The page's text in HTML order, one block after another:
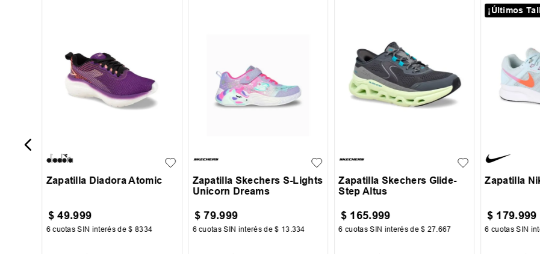
33
Zapatilla Diadora Atomic
$ 49.999
6 cuotas SIN interés de$ 8334
Zapatilla Skechers S-Lights
Unicorn Dreams
$ 79.999
6 cuotas SIN interés de$ 13 .334
Zapatilla Skechers Glide-
Step Altus
$ 165.999
6 cuotas SIN interés de$ 27 667
¡Últimos
Zapatilla
$ 179.999
6 cuotas SIN